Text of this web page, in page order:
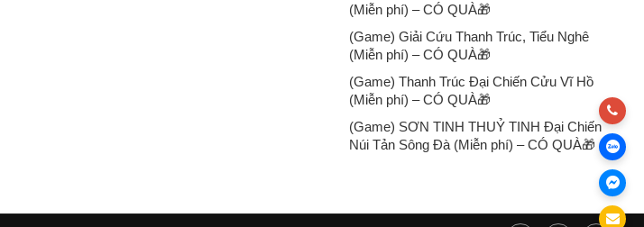
(Miễn phí) – CÓ QUÀ🎁
(Game) Giải Cứu Thanh Trúc, Tiểu Nghê
(Miễn phí) – CÓ QUÀ🎁
(Game) Thanh Trúc Đại Chiến Cửu Vĩ Hồ
(Miễn phí) – CÓ QUÀ🎁
(Game) SƠN TINH THUỶ TINH Đại Chiến
Núi Tản Sông Đà (Miễn phí) – CÓ QUÀ🎁